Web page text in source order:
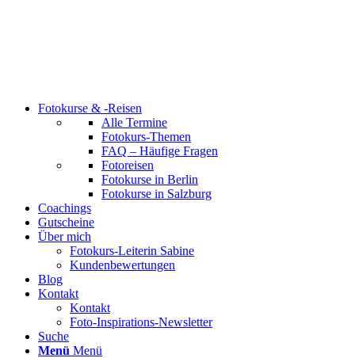
Fotokurse & -Reisen
Alle Termine
Fotokurs-Themen
FAQ – Häufige Fragen
Fotoreisen
Fotokurse in Berlin
Fotokurse in Salzburg
Coachings
Gutscheine
Über mich
Fotokurs-Leiterin Sabine
Kundenbewertungen
Blog
Kontakt
Kontakt
Foto-Inspirations-Newsletter
Suche
Menü Menü